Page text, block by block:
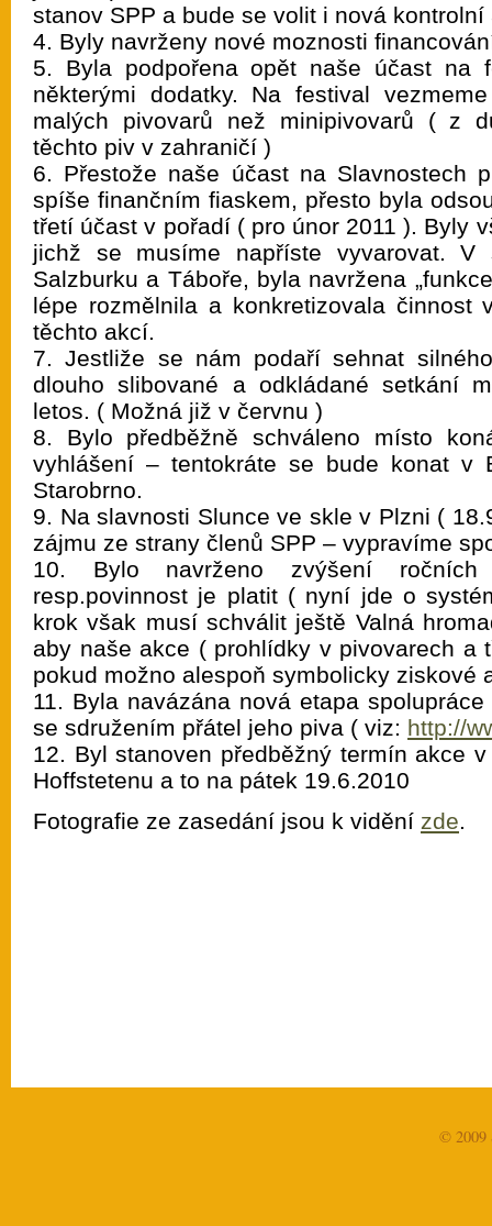
stanov SPP a bude se volit i nová
4. Byly navrženy nové moznosti
5. Byla podpořena opět naše účast na
některými dodatky. Na festival
malých pivovarů než minipivovarů ( z
těchto piv v zahraničí )
6. Přestože naše účast na Slavnostech
spíše finančním fiaskem, přesto byla
třetí účast v pořadí ( pro únor 2011 ). Byly
jichž se musíme napříste vyvarovat.
Salzburku a Táboře, byla navržena
lépe rozmělnila a konkretizovala činnost
těchto akcí.
7. Jestliže se nám podaří sehnat
dlouho slibované a odkládané setkání
letos. ( Možná již v červnu )
8. Bylo předběžně schváleno místo
vyhlášení – tentokráte se bude konat v
Starobrno.
9. Na slavnosti Slunce ve skle v Plzni (
zájmu ze strany členů SPP – vypravíme
10. Bylo navrženo zvýšení ročních
resp.povinnost je platit ( nyní jde o
krok však musí schválit ještě Valná
aby naše akce ( prohlídky v pivovarech a
pokud možno alespoň symbolicky ziskové
11. Byla navázána nová etapa
se sdružením přátel jeho piva ( viz: http://
12. Byl stanoven předběžný termín akce
Hoffstetenu a to na pátek 19.6.2010
Fotografie ze zasedání jsou k vidění zde.
© 2009